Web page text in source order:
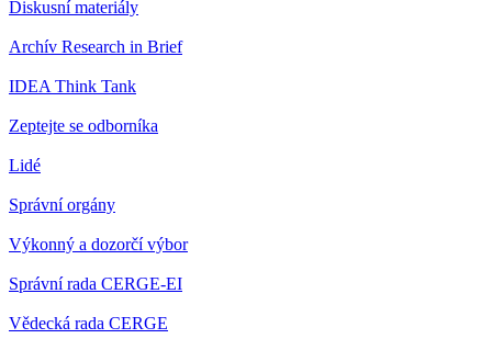
Diskusní materiály
Archív Research in Brief
IDEA Think Tank
Zeptejte se odborníka
Lidé
Správní orgány
Výkonný a dozorčí výbor
Správní rada CERGE-EI
Vědecká rada CERGE